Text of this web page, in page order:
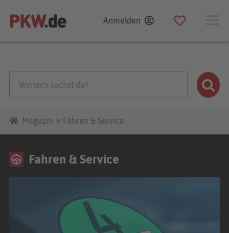
Inhalt
Anmelden
Magazin » Fahren & Service
Fahren & Service